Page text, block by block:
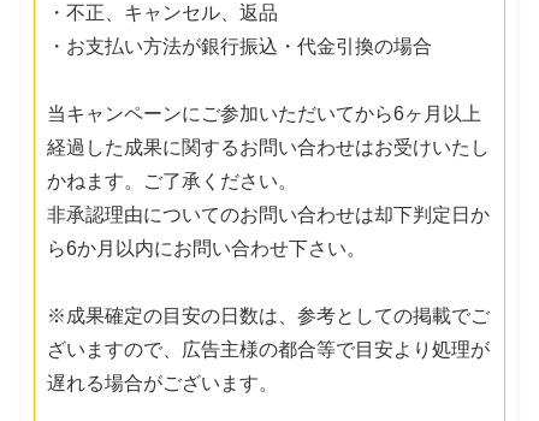
・不正、キャンセル、返品
・お支払い方法が銀行振込・代金引換の場合
当キャンペーンにご参加いただいてから6ヶ月以上
経過した成果に関するお問い合わせはお受けいたし
かねます。ご了承ください。
非承認理由についてのお問い合わせは却下判定日か
ら6か月以内にお問い合わせ下さい。
※成果確定の目安の日数は、参考としての掲載でご
ざいますので、広告主様の都合等で目安より処理が
遅れる場合がございます。